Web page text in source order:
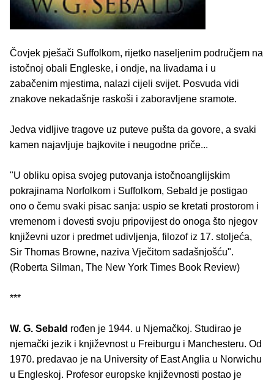
Čovjek pješači Suffolkom, rijetko naseljenim područjem na
istočnoj obali Engleske, i ondje, na livadama i u
zabačenim mjestima, nalazi cijeli svijet. Posvuda vidi
znakove nekadašnje raskoši i zaboravljene sramote.
Jedva vidljive tragove uz puteve pušta da govore, a svaki
kamen najavljuje bajkovite i neugodne priče...
"U obliku opisa svojeg putovanja istočnoanglijskim
pokrajinama Norfolkom i Suffolkom, Sebald je postigao
ono o čemu svaki pisac sanja: uspio se kretati prostorom i
vremenom i dovesti svoju pripovijest do onoga što njegov
književni uzor i predmet udivljenja, filozof iz 17. stoljeća,
Sir Thomas Browne, naziva Vječitom sadašnjošću".
(Roberta Silman, The New York Times Book Review)
***
W. G. Sebald rođen je 1944. u Njemačkoj. Studirao je
njemački jezik i književnost u Freiburgu i Manchesteru. Od
1970. predavao je na University of East Anglia u Norwichu
u Engleskoj. Profesor europske književnosti postao je